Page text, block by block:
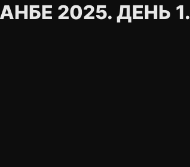
2025. ДЕНЬ 1.